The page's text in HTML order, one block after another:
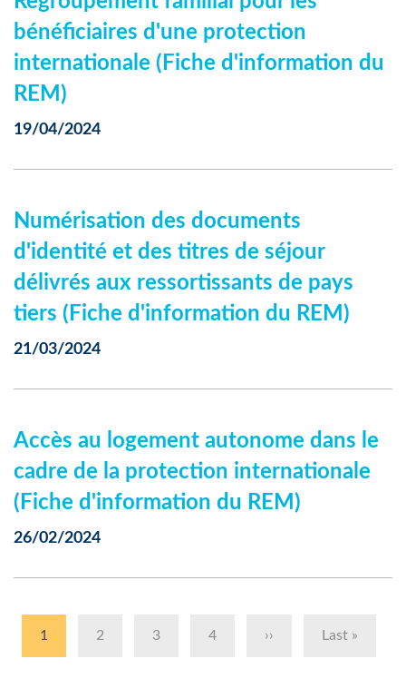
bénéficiaires d'une protection
internationale (Fiche d'information du
REM)
19/04/2024
Numérisation des documents
d'identité et des titres de séjour
délivrés aux ressortissants de pays
tiers (Fiche d'information du REM)
21/03/2024
Accès au logement autonome dans le
cadre de la protection internationale
(Fiche d'information du REM)
26/02/2024
Pagination
Page
1 Page
2 Page
3 Page
4
Page
››
Dernière
Last »